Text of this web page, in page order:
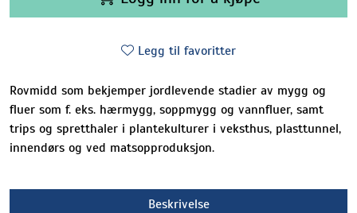
Legg til favoritter
Rovmidd som bekjemper jordlevende stadier av mygg og
fluer som f. eks. hærmygg, soppmygg og vannfluer, samt
trips og spretthaler i plantekulturer i veksthus, plasttunnel,
innendørs og ved matsopproduksjon.
Beskrivelse